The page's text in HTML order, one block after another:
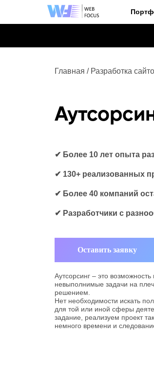
Главная / Разработка
✔ Более 10 лет опыта
✔ 130+ реализованных
✔ Более 40 компаний
✔ Разработчики с
Оставить заявку
Аутсорсинг – это
невыполнимые задачи на
решением.
Нет необходимости искать
для той или иной сферы
задание, реализуем проект
немного времени и